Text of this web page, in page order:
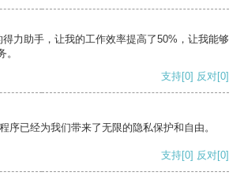
力助手，让我的工作效率提高了50%，让我能够
支持[0] 反对[0]
序已经为我们带来了无限的隐私保护和自由。
支持[0] 反对[0]